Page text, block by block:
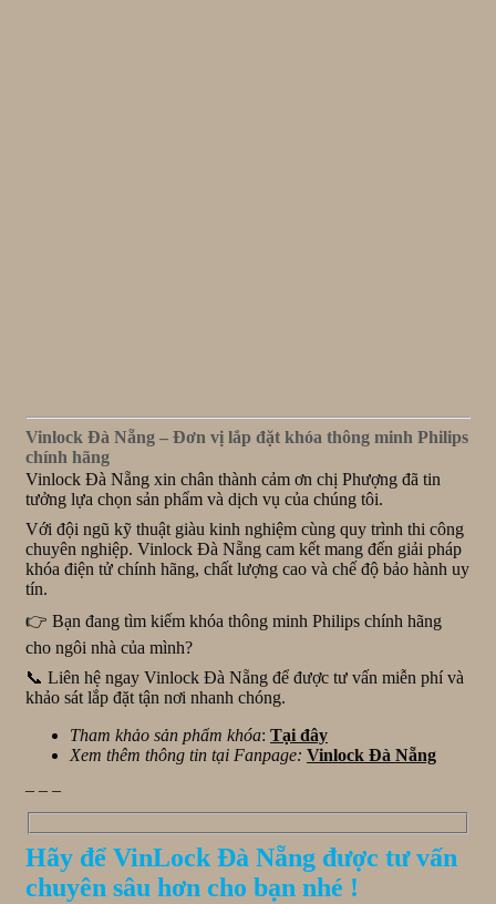
Vinlock Đà Nẵng – Đơn vị lắp đặt khóa thông minh Philips
chính hãng
Vinlock Đà Nẵng xin chân thành cảm ơn chị Phượng đã tin
tưởng lựa chọn sản phẩm và dịch vụ của chúng tôi.
Với đội ngũ kỹ thuật giàu kinh nghiệm cùng quy trình thi công
chuyên nghiệp. Vinlock Đà Nẵng cam kết mang đến giải pháp
khóa điện tử chính hãng, chất lượng cao và chế độ bảo hành uy
tín.
👉 Bạn đang tìm kiếm khóa thông minh Philips chính hãng
cho ngôi nhà của mình?
📞 Liên hệ ngay Vinlock Đà Nẵng để được tư vấn miễn phí và
khảo sát lắp đặt tận nơi nhanh chóng.
Tham khảo sản phẩm khóa: Tại đây
Xem thêm thông tin tại Fanpage: Vinlock Đà Nẵng
Hãy để VinLock Đà Nẵng được tư vấn
chuyên sâu hơn cho bạn nhé !